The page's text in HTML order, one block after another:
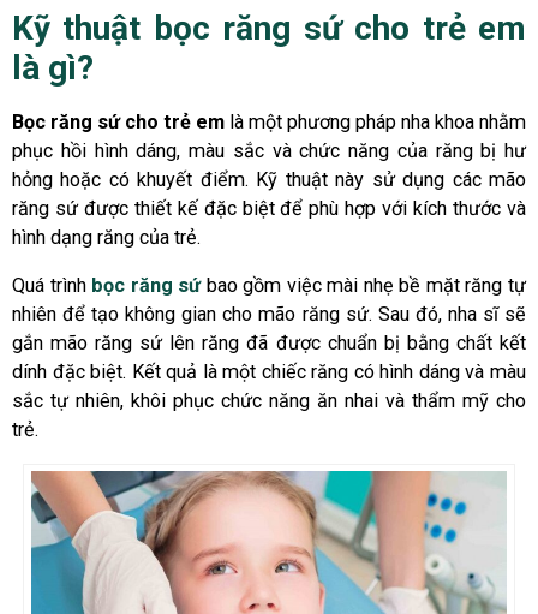
Kỹ thuật bọc răng sứ cho trẻ em
là gì?
Bọc răng sứ cho trẻ em là một phương pháp nha khoa nhằm
phục hồi hình dáng, màu sắc và chức năng của răng bị hư
hỏng hoặc có khuyết điểm. Kỹ thuật này sử dụng các mão
răng sứ được thiết kế đặc biệt để phù hợp với kích thước và
hình dạng răng của trẻ.
Quá trình bọc răng sứbao gồm việc mài nhẹ bề mặt răng tự
nhiên để tạo không gian cho mão răng sứ. Sau đó, nha sĩ sẽ
gắn mão răng sứ lên răng đã được chuẩn bị bằng chất kết
dính đặc biệt. Kết quả là một chiếc răng có hình dáng và màu
sắc tự nhiên, khôi phục chức năng ăn nhai và thẩm mỹ cho
trẻ.